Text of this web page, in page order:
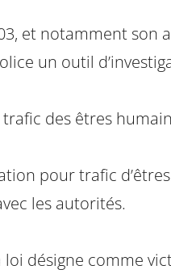
et notamment
un outil
des êtres
pour trafic
les autorités.
désigne comme